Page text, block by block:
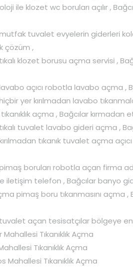
ile klozet wc boruları açılır ,
tuvalet evyelerin giderleri
çözüm ,
klozet borusu açma servisi ,
açıcı robotla lavabo açma ,
yer kırılmadan lavabo
açma , Bağcılar
tuvalet lavabo gideri açma ,
tıkanık tuvalet açma
boruları robotla açan firma
iletişim telefon , Bağcılar banyo
pimaş boru tıkanmasını açma
açan tesisatçılar bölgeye en
Mahallesi Tıkanıklık Açma
Tıkanıklık Açma
Mahallesi Tıkanıklık Açma